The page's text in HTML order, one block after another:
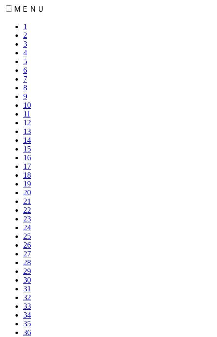
ＭＥＮＵ
1
2
3
4
5
6
7
8
9
10
11
12
13
14
15
16
17
18
19
20
21
22
23
24
25
26
27
28
29
30
31
32
33
34
35
36